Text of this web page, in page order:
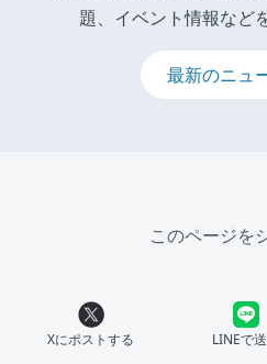
題、イベント情報など
最新のニュ
このページを
Xにポストする LINEで